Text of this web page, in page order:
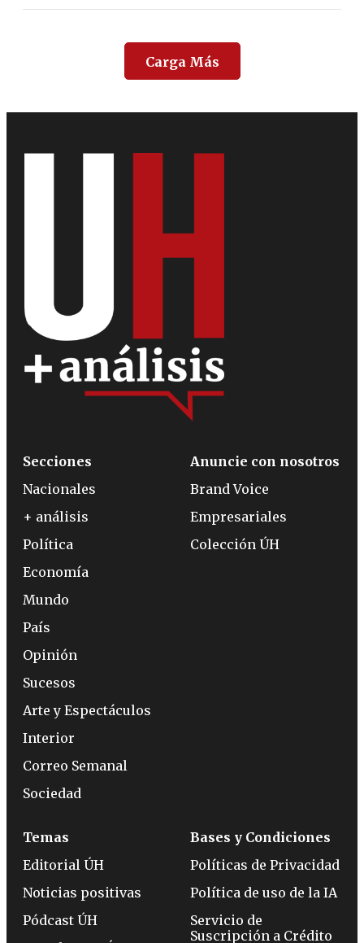
Carga Más
Secciones
Nacionales
+ análisis
Política
Economía
Mundo
País
Opinión
Sucesos
Arte y Espectáculos
Interior
Correo Semanal
Sociedad
Anuncie con nosotros
Brand Voice
Empresariales
Colección ÚH
Temas
Editorial ÚH
Noticias positivas
Pódcast ÚH
Bases y Condiciones
Políticas de Privacidad
Política de uso de la IA
Servicio de
Suscripción a Crédito